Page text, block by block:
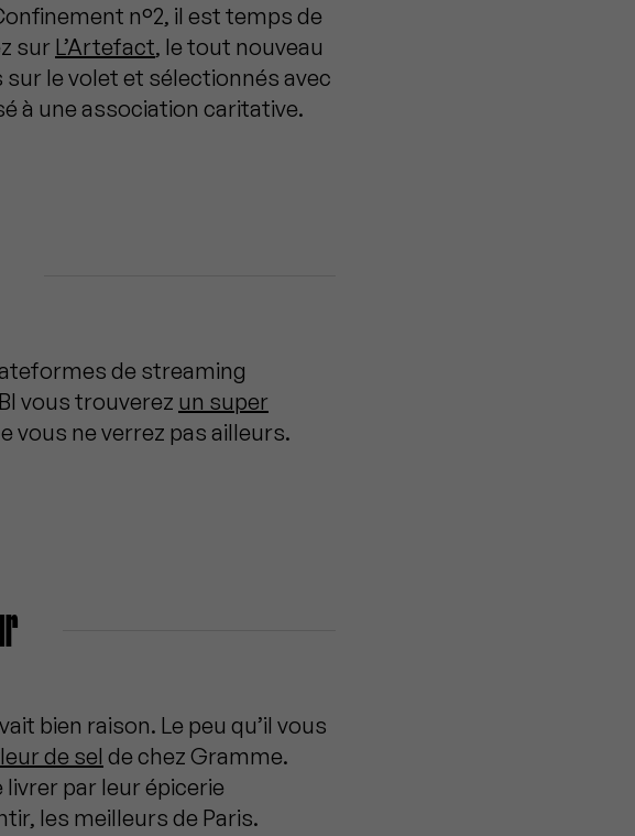
n°2, il est temps de
sur L’Artefact, le tout nouveau
le volet et sélectionnés avec
à une association caritative.
de streaming
vous trouverez un super
vous ne verrez pas ailleurs.
bien raison. Le peu qu’il vous
de sel de chez Gramme.
par leur épicerie
les meilleurs de Paris.